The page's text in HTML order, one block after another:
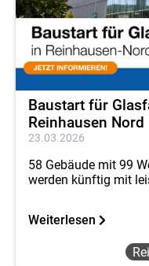
Baustart für
Reinhausen Nord
23.03.2026
58 Gebäude mit 99
werden künftig mit
Weiterlesen